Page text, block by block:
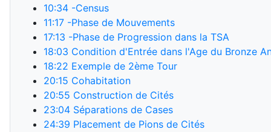
10:34 -Census
11:17 -Phase de Mouvements
17:13 -Phase de Progression dans la TSA
18:03 Condition d'Entrée dans l'Age du Bronze
18:22 Exemple de 2ème Tour
20:15 Cohabitation
20:55 Construction de Cités
23:04 Séparations de Cases
24:39 Placement de Pions de Cités